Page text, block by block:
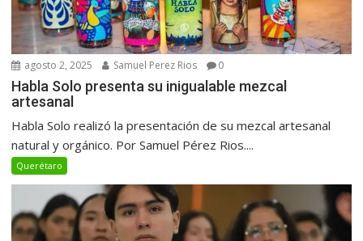
agosto 2, 2025 Samuel Perez Rios 0
Habla Solo presenta su inigualable mezcal
artesanal
Habla Solo realizó la presentación de su mezcal artesanal
natural y orgánico. Por Samuel Pérez Rios....
Querétaro